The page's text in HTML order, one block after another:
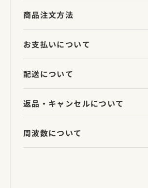
商品注文方法
お支払いについて
配送について
返品・キャンセルについて
周波数について